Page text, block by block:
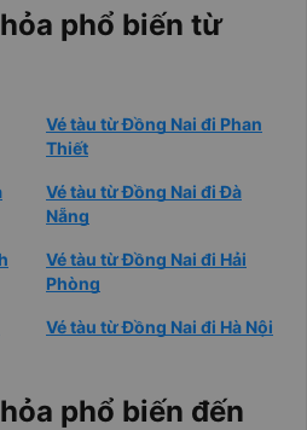
phổ biến từ
Vé tàu từ Đồng Nai đi Phan
Thiết
Vé tàu từ Đồng Nai đi Đà
Nẵng
Vé tàu từ Đồng Nai đi Hải
Phòng
Vé tàu từ Đồng Nai đi Hà Nội
phổ biến đến